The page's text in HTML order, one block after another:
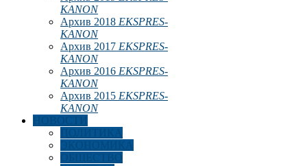
KANON
Архив 2018 EKSPRES-
KANON
Архив 2017 EKSPRES-
KANON
Архив 2016 EKSPRES-
KANON
Архив 2015 EKSPRES-
KANON
НОВОСТИ
ПОЛИТИКА
ЭКОНОМИКА
ОБЩЕСТВО